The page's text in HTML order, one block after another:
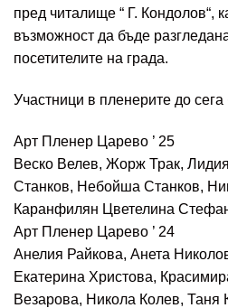
пред читалище “ Г. Кондолов“,
възможност да бъде
посетителите на града.
Участници в пленерите до сега
Арт Пленер Царево ’ 25
Веско Велев, Жорж Трак,
Станков, Небойша Станков,
Каранфилян Цветелина
Арт Пленер Царево ’ 24
Анелия Райкова, Анета
Екатерина Христова,
Везарова, Никола Колев, Таня